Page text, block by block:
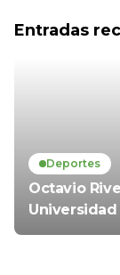
Entradas
Deportes
Octavio